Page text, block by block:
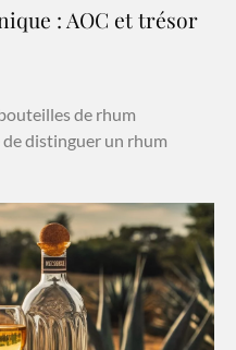
: AOC et trésor
de rhum
distinguer un rhum